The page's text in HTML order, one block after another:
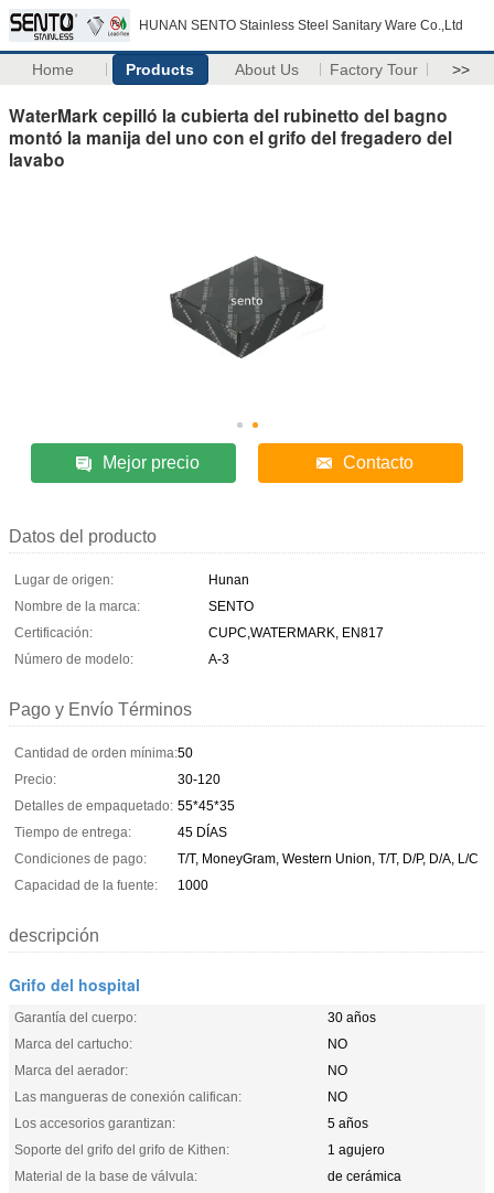
HUNAN SENTO Stainless Steel Sanitary Ware Co.,Ltd
Home Products About Us Factory Tour >>
WaterMark cepilló la cubierta del rubinetto del bagno
montó la manija del uno con el grifo del fregadero del
lavabo
Mejor precio Contacto
Datos del producto
Lugar de origen:
Hunan
Nombre de la marca:
SENTO
Certificación:
CUPC,WATERMARK, EN817
Número de modelo:
A-3
Pago y Envío Términos
Cantidad de orden mínima:50
Precio:
30-120
Detalles de empaquetado: 55*45*35
Tiempo de entrega:
45 DÍAS
Condiciones de pago:
T/T, MoneyGram, Western Union, T/T, D/P, D/A, L/C
Capacidad de la fuente:
1000
descripción
Grifo del hospital
Garantía del cuerpo:
30 años
Marca del cartucho:
NO
Marca del aerador:
NO
Las mangueras de conexión califican:
NO
Los accesorios garantizan:
5 años
Soporte del grifo del grifo de Kithen:
1 agujero
Material de la base de válvula:
de cerámica